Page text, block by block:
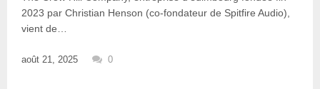
2023 par Christian Henson (co-fondateur de Spitfire Audio),
vient de…
août 21, 2025 0